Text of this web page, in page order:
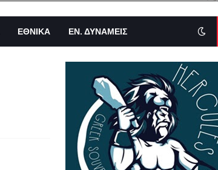
ΕΘΝΙΚΑ ΕΝ. ΔΥΝΑΜΕΙΣ